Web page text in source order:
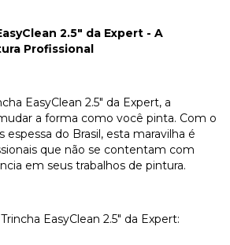
2.5" da Expert - A
Profissional
EasyClean 2.5" da Expert, a
a forma como você pinta. Com o
do Brasil, esta maravilha é
que não se contentam com
em seus trabalhos de pintura.
EasyClean 2.5" da Expert: